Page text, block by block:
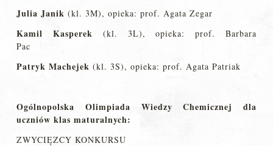
Julia Janik(kl. 3M), opieka: prof. Agata Zegar
Kamil Kasperek (kl. 3L), opieka: prof. Barbara
Pac
Patryk Machejek(kl. 3S), opieka: prof. Agata Patriak
Ogólnopolska Olimpiada Wiedzy Chemicznej dla
uczniów klas maturalnych:
ZWYCIĘZCY KONKURSU